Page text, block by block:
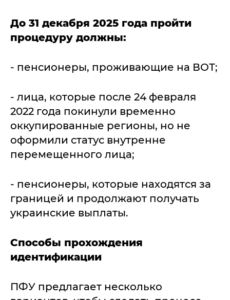
До 31 декабря 2025 года пройти
процедуру должны:
- пенсионеры, проживающие на ВОТ;
- лица, которые после 24 февраля
2022 года покинули временно
оккупированные регионы, но не
оформили статус внутренне
перемещенного лица;
- пенсионеры, которые находятся за
границей и продолжают получать
украинские выплаты.
Способы прохождения
идентификации
ПФУ предлагает несколько